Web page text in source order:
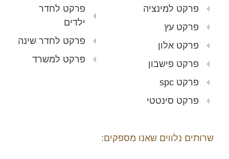
פרקט למינציה
פרקט עץ
פרקט אלון
פרקט פישבון
פרקט spc
פרקט סינטטי
פרקט לחדר
ילדים
פרקט לחדר שינה
פרקט למשרד
שרותים נלווים שאנו מספקים: